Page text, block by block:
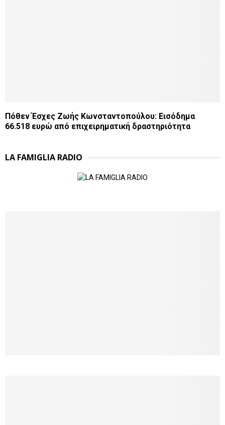
Πόθεν Έσχες Ζωής Κωνσταντοπούλου: Εισόδημα
66.518 ευρώ από επιχειρηματική δραστηριότητα
LA FAMIGLIA RADIO